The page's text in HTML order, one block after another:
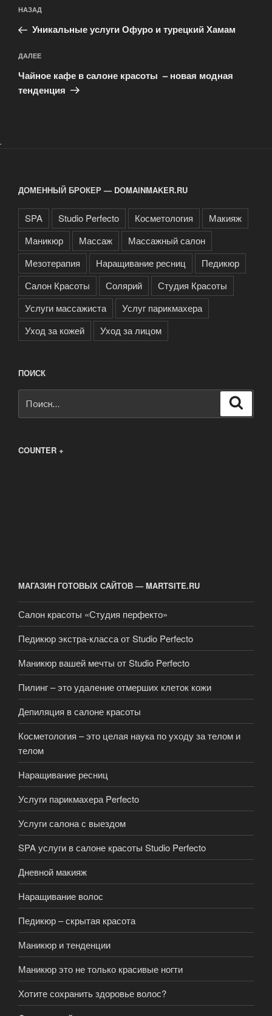
по
записям
Предыдущая
запись:
НАЗАД
Уникальные услуги Офуро и турецкий Хамам
Следующая
запись
ДАЛЕЕ
Чайное кафе в салоне красоты – новая модная
тенденция
.
ДОМЕННЫЙ БРОКЕР — DOMAINMAKER.RU
SPA Studio Perfecto Косметология
Макияж
Маникюр
Массаж
Массажный салон
Мезотерапия
Наращивание ресниц
Педикюр
Салон Красоты
Солярий
Студия Красоты
Услуги массажиста
Услуг парикмахера
Уход за кожей
Уход за лицом
ПОИСК
COUNTER +
МАГАЗИН ГОТОВЫХ САЙТОВ — MARTSITE.RU
Салон красоты «Студия перфекто»
Педикюр экстра-класса от Studio Perfecto
Маникюр вашей мечты от Studio Perfecto
Пилинг – это удаление отмерших клеток кожи
Депиляция в салоне красоты
Косметология – это целая наука по уходу за телом и
телом
Наращивание ресниц
Услуги парикмахера Perfecto
Услуги салона с выездом
SPA услуги в салоне красоты Studio Perfecto
Дневной макияж
Наращивание волос
Педикюр – скрытая красота
Маникюр и тенденции
Маникюр это не только красивые ногти
Хотите сохранить здоровье волос?